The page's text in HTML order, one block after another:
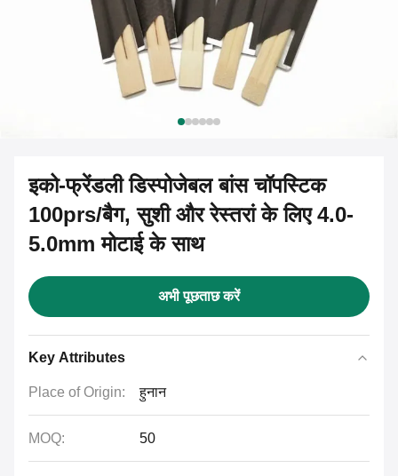
इको-फ्रेंडली डिस्पोजेबल बांस चॉपस्टिक
100prs/बैग, सुशी और रेस्तरां के लिए 4.0-
5.0mm मोटाई के साथ
अभी पूछताछ करें
Key Attributes
Place of Origin: हुनान
MOQ: 50